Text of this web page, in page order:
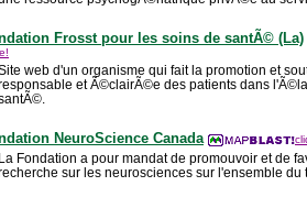
Frosst pour les soins de santÃ© (La)
web d'un organisme qui fait la promotion et
et Ã©clairÃ©e des patients dans
NeuroScience Canada
La Fondation a pour mandat de promouvoir et de
sur les neurosciences sur l'ensemble du